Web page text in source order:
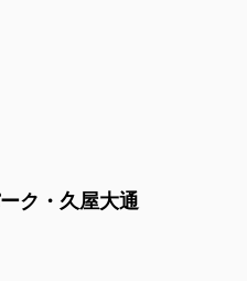
ク・久屋大通